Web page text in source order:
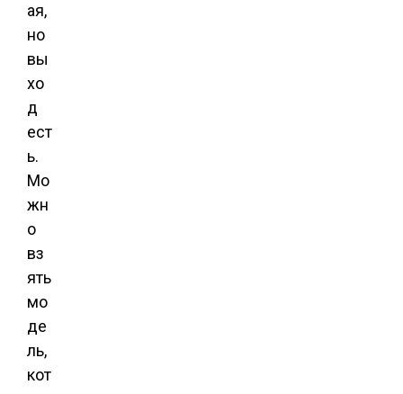
ая,
но
вы
хо
д
ест
ь.
Мо
жн
о
вз
ять
мо
де
ль,
кот